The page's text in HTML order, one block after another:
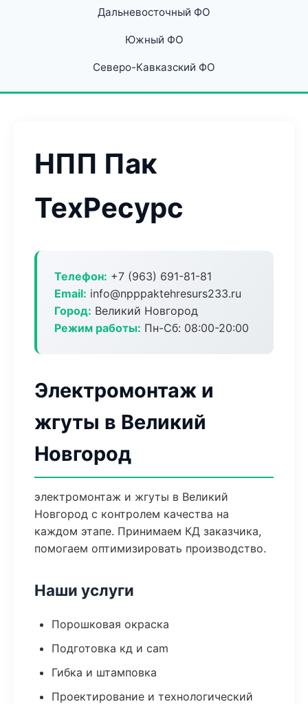
Дальневосточный ФО
Южный ФО
Северо-Кавказский ФО
НПП Пак
ТехРесурс
Телефон: +7 (963) 691-81-81
Email: info@npppaktehresurs233.ru
Город: Великий Новгород
Режим работы: Пн-Сб: 08:00-20:00
Электромонтаж и
жгуты в Великий
Новгород
электромонтаж и жгуты в Великий
Новгород с контролем качества на
каждом этапе. Принимаем КД заказчика,
помогаем оптимизировать производство.
Наши услуги
Порошковая окраска
Подготовка кд и cam
Гибка и штамповка
Проектирование и технологический